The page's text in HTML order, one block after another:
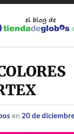
en 20 de